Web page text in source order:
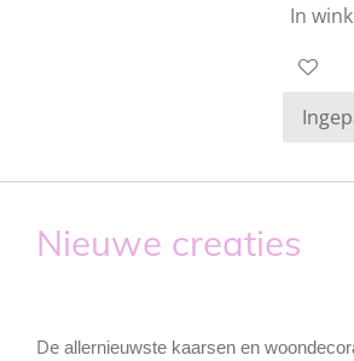
In
Nieuwe creaties
De allernieuwste kaarsen en